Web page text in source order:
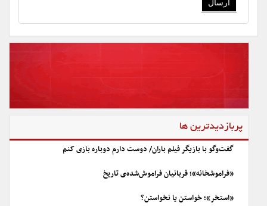
پربازدیدترین ها
گفت‌وگو با بازیگر فیلم باران/ دوست دارم دوباره بازی کنم
«فراموشخانه»؛ قربانیان فراموش‌شده‌ی تاریخ
«استخر»؛ خواستن یا نخواستن؟